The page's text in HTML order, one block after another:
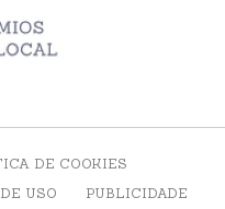
DE COOKIES
USO
PUBLICIDADE